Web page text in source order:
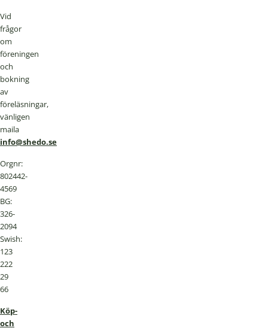
Vid
frågor
om
föreningen
och
bokning
av
föreläsningar,
vänligen
maila
info@shedo.se
Orgnr:
802442-
4569
BG:
326-
2094
Swish:
123
222
29
66
Köp-
och